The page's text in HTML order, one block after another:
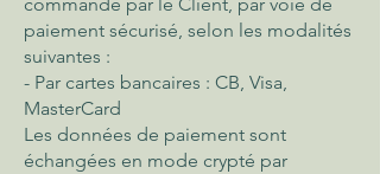
paiement sécurisé, selon les modalités
suivantes :
- Par cartes bancaires : CB, Visa,
MasterCard
Les données de paiement sont
échangées en mode crypté par